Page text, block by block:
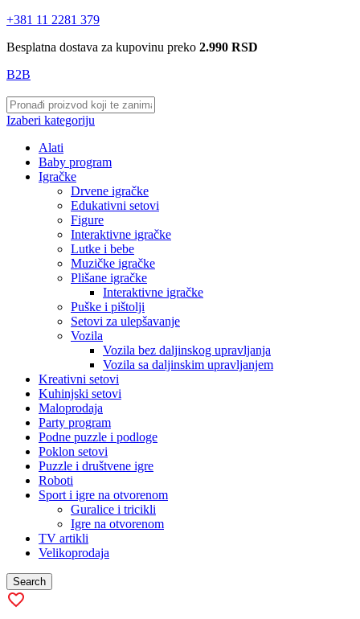
+381 11 2281 379
Besplatna dostava za kupovinu preko 2.990 RSD
B2B
Izaberi kategoriju
Alati
Baby program
Igračke
Drvene igračke
Edukativni setovi
Figure
Interaktivne igračke
Lutke i bebe
Muzičke igračke
Plišane igračke
Interaktivne igračke
Puške i pištolji
Setovi za ulepšavanje
Vozila
Vozila bez daljinskog upravljanja
Vozila sa daljinskim upravljanjem
Kreativni setovi
Kuhinjski setovi
Maloprodaja
Party program
Podne puzzle i podloge
Poklon setovi
Puzzle i društvene igre
Roboti
Sport i igre na otvorenom
Guralice i tricikli
Igre na otvorenom
TV artikli
Velikoprodaja
Search